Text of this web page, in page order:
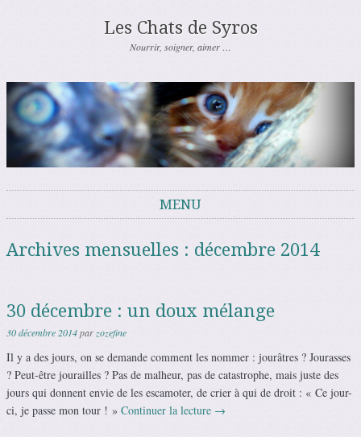
Les Chats de Syros
Nourrir, soigner, aimer …
MENU
Archives mensuelles : décembre 2014
30 décembre : un doux mélange
30 décembre 2014parzozefine
Il y a des jours, on se demande comment les nommer : jourâtres ? Jourasses
? Peut-être jourailles ? Pas de malheur, pas de catastrophe, mais juste des
jours qui donnent envie de les escamoter, de crier à qui de droit : « Ce jour-
ci, je passe mon tour ! » Continuer la lecture →